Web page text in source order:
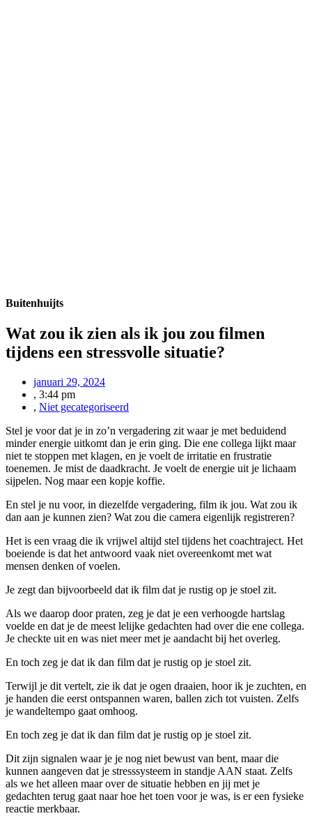
Buitenhuijts
Wat zou ik zien als ik jou zou filmen
tijdens een stressvolle situatie?
januari 29, 2024
, 3:44 pm
, Niet gecategoriseerd
Stel je voor dat je in zo’n vergadering zit waar je met beduidend
minder energie uitkomt dan je erin ging. Die ene collega lijkt maar
niet te stoppen met klagen, en je voelt de irritatie en frustratie
toenemen. Je mist de daadkracht. Je voelt de energie uit je lichaam
sijpelen. Nog maar een kopje koffie.
En stel je nu voor, in diezelfde vergadering, film ik jou. Wat zou ik
dan aan je kunnen zien? Wat zou die camera eigenlijk registreren?
Het is een vraag die ik vrijwel altijd stel tijdens het coachtraject. Het
boeiende is dat het antwoord vaak niet overeenkomt met wat
mensen denken of voelen.
Je zegt dan bijvoorbeeld dat ik film dat je rustig op je stoel zit.
Als we daarop door praten, zeg je dat je een verhoogde hartslag
voelde en dat je de meest lelijke gedachten had over die ene collega.
Je checkte uit en was niet meer met je aandacht bij het overleg.
En toch zeg je dat ik dan film dat je rustig op je stoel zit.
Terwijl je dit vertelt, zie ik dat je ogen draaien, hoor ik je zuchten, en
je handen die eerst ontspannen waren, ballen zich tot vuisten. Zelfs
je wandeltempo gaat omhoog.
En toch zeg je dat ik dan film dat je rustig op je stoel zit.
Dit zijn signalen waar je je nog niet bewust van bent, maar die
kunnen aangeven dat je stresssysteem in standje AAN staat. Zelfs
als we het alleen maar over de situatie hebben en jij met je
gedachten terug gaat naar hoe het toen voor je was, is er een fysieke
reactie merkbaar.